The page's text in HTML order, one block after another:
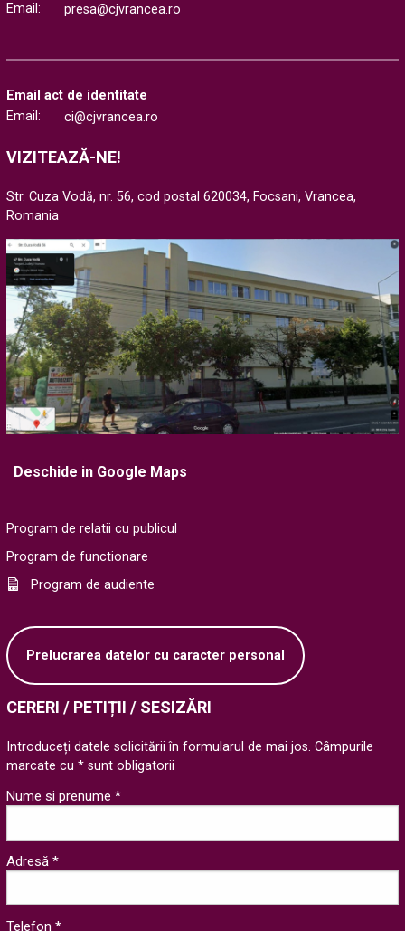
Email:
presa@cjvrancea.ro
Email act de identitate
Email:
ci@cjvrancea.ro
VIZITEAZĂ-NE!
Str. Cuza Vodă, nr. 56, cod postal 620034, Focsani, Vrancea,
Romania
Deschide in Google Maps
Program de relatii cu publicul
Program de functionare
Program de audiente
Prelucrarea datelor cu caracter personal
CERERI / PETIȚII / SESIZĂRI
Introduceți datele solicitării în formularul de mai jos. Câmpurile
marcate cu * sunt obligatorii
Nume si prenume *
Adresă *
Telefon *